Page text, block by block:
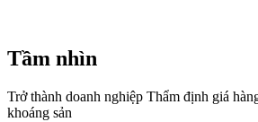
Tầm nhìn
Trở thành doanh nghiệp Thẩm định giá
khoáng sản